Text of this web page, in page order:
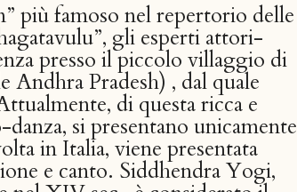
più famoso nel repertorio delle
gli esperti attori-
presso il piccolo villaggio di
Pradesh) , dal quale
di questa ricca e
si presentano unicamente
in Italia, viene presentata
e canto. Siddhendra Yogi,